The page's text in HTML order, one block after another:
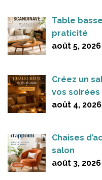
Table
praticité
août 5, 2026
Créez un
vos soirées
août 4, 2026
Chaises
salon
août 3, 2026